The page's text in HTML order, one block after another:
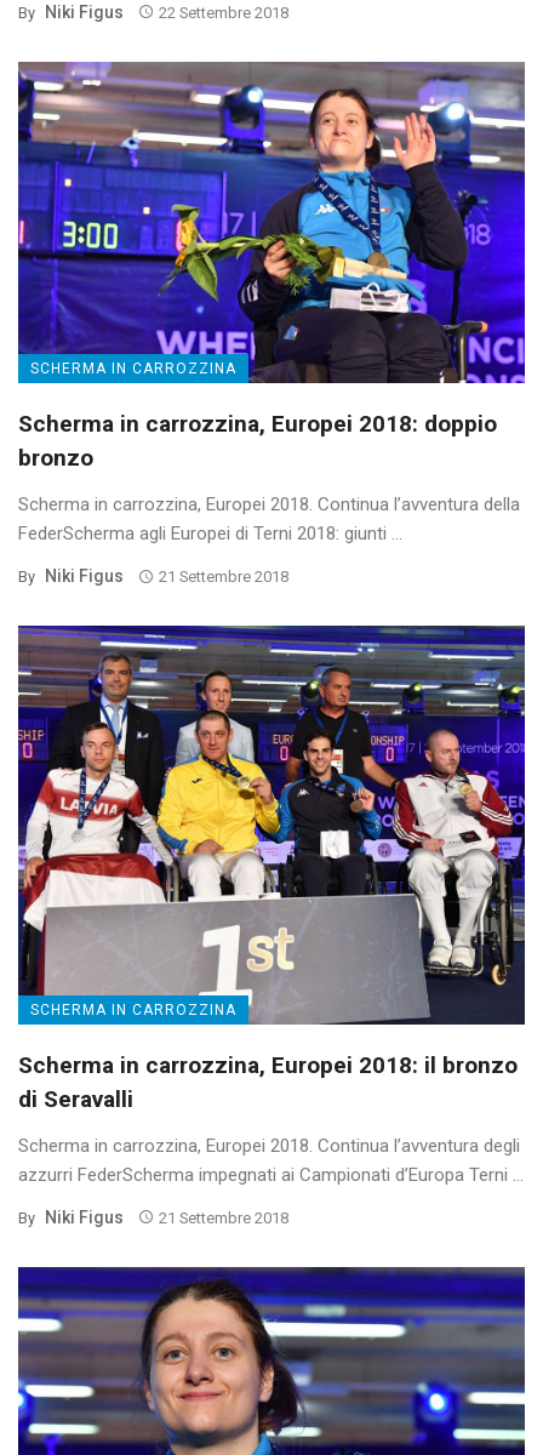
By Niki Figus 22 Settembre 2018
SCHERMA IN CARROZZINA
Scherma in carrozzina, Europei 2018: doppio
bronzo
Scherma in carrozzina, Europei 2018. Continua l’avventura della
FederScherma agli Europei di Terni 2018: giunti ...
By Niki Figus 21 Settembre 2018
SCHERMA IN CARROZZINA
Scherma in carrozzina, Europei 2018: il bronzo
di Seravalli
Scherma in carrozzina, Europei 2018. Continua l’avventura degli
azzurri FederScherma impegnati ai Campionati d’Europa Terni ...
By Niki Figus 21 Settembre 2018